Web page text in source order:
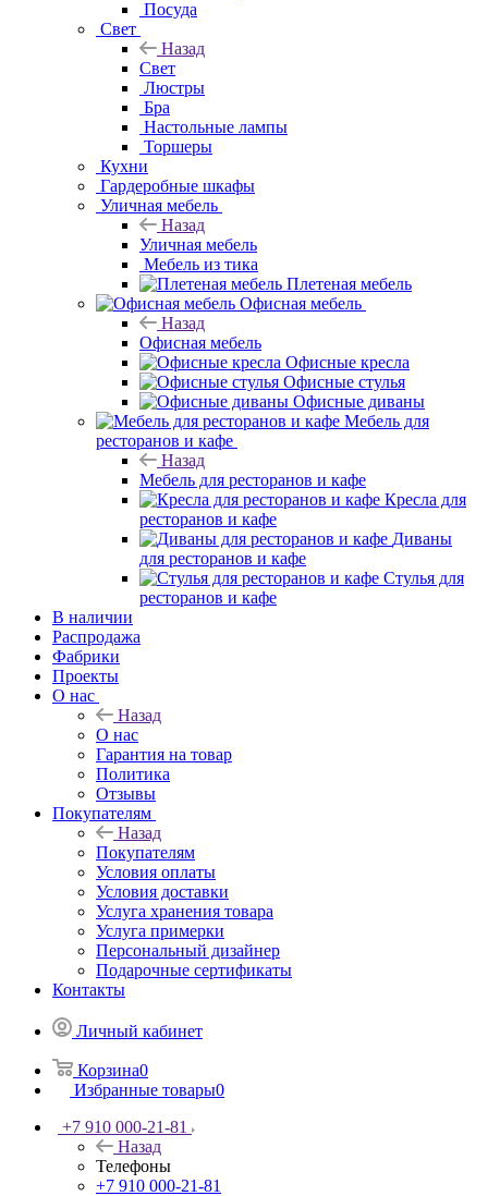
Посуда
Свет
Назад
Свет
Люстры
Бра
Торшеры
Кухни
Уличная мебель
Назад
Уличная мебель
Мебель из тика
Плетеная мебель
Офисная мебель
Назад
Офисная мебель
Офисные кресла
Офисные стулья
Офисные диваны
Мебель для ресторанов и кафе
Назад
Мебель для ресторанов и кафе
Кресла для ресторанов и кафе
Диваны для ресторанов и кафе
Стулья для ресторанов и кафе
В наличии
Распродажа
Фабрики
Проекты
О нас
Назад
Гарантия на товар
Политика
Отзывы
Покупателям
Назад
Покупателям
Условия оплаты
Условия доставки
Услуга хранения товара
Услуга примерки
Персональный дизайнер
Подарочные сертификаты
Контакты
Личный кабинет
Корзина 0
+7 910 000-21-81
Телефоны
+7 910 000-21-81
+7 913 601-80-09
Заказать звонок